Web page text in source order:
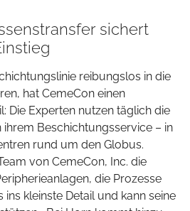
sichert
reibungslos in die
hat CemeCon einen
Die Experten nutzen täglich die
ihrem Beschichtungsservice – in
rund um den Globus.
von CemeCon, Inc. die
die Prozesse
kleinste Detail und kann seine